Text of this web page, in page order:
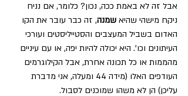
אבל זה לא באמת ככה, נכון? כלומר, אם נניח
ניקח מישהי שהיא שמנה, זה כבר עובר את הקו
האדום בשביל המעצבים והסטייליסטים ועורכי
העיתונים וכו’. היא יכולה להיות יפה, או עם עיניים
מהממות או כל תכונה אחרת, אבל הקילוגרמים
העודפים האלו (מידה 44 ומעלה, אני מדברת
עליכן) הן לא משהו שמוכנים לסבול.